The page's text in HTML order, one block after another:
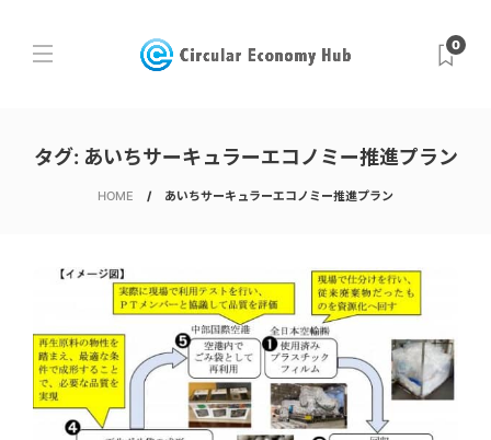
0
タグ: あいちサーキュラーエコノミー推進プラン
HOME あいちサーキュラーエコノミー推進プラン